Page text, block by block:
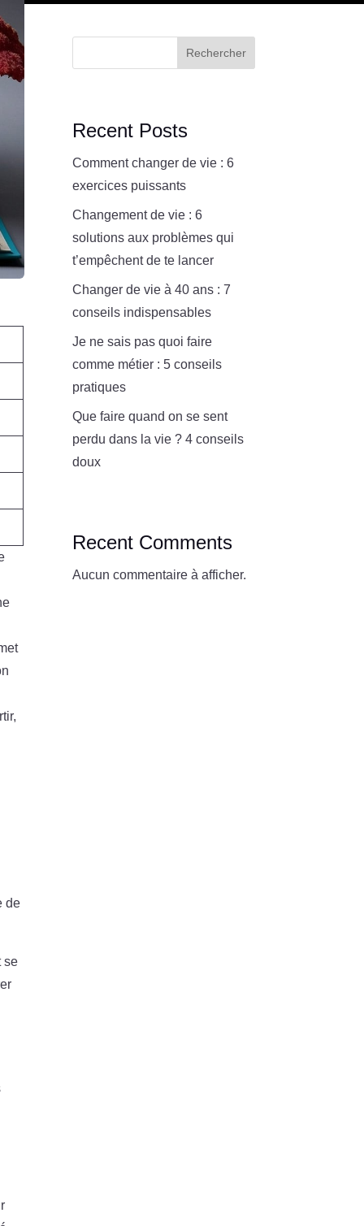
de
se
Rechercher
Recent Posts
Comment changer de vie : 6
exercices puissants
Changement de vie : 6
solutions aux problèmes qui
t’empêchent de te lancer
Changer de vie à 40 ans : 7
conseils indispensables
Je ne sais pas quoi faire
comme métier : 5 conseils
pratiques
Que faire quand on se sent
perdu dans la vie ? 4 conseils
doux
Recent Comments
Aucun commentaire à afficher.